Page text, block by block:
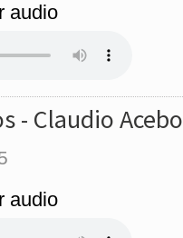
audio
- Claudio Acebo
audio